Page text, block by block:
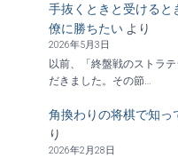
手抜くときと受けると
僚に勝ちたい より
2026年5月3日
以前、「終盤戦のストラ
だきました。その節…
角換わりの将棋で知
り
2026年2月28日